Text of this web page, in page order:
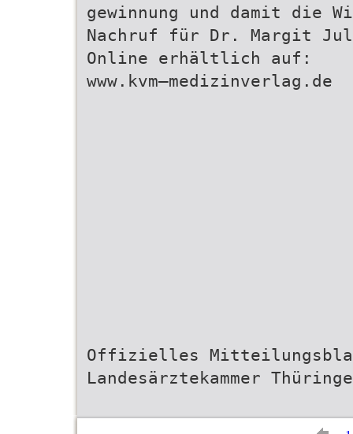
gewinnung und damit die
Nachruf für Dr. Margit
Online erhältlich auf:
www.kvm–medizinverlag.de
Offizielles
Landesärztekammer